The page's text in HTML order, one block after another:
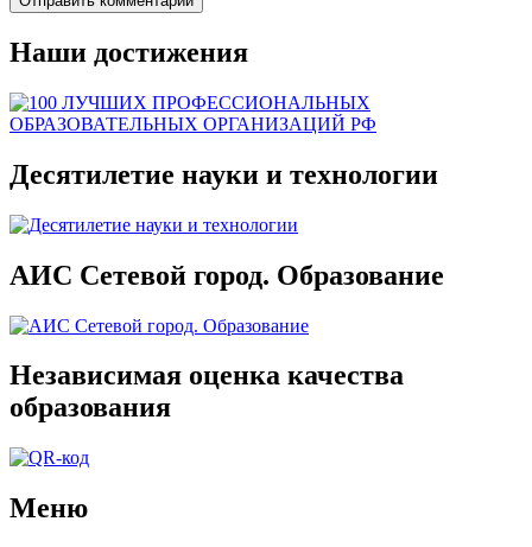
Наши достижения
Десятилетие науки и технологии
АИС Сетевой город. Образование
Независимая оценка качества
образования
Меню